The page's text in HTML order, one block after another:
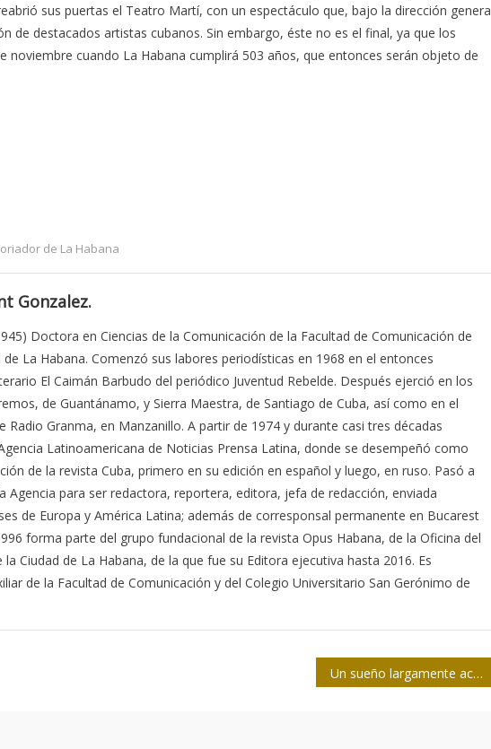
sus puertas el Teatro Martí, con un espectáculo que, bajo la dirección
de destacados artistas cubanos. Sin embargo, éste no es el final, ya que los
noviembre cuando La Habana cumplirá 503 años, que entonces serán objeto de
de La Habana
Gonzalez.
Doctora en Ciencias de la Comunicación de la Facultad de Comunicación de
de La Habana. Comenzó sus labores periodísticas en 1968 en el entonces
El Caimán Barbudo del periódico Juventud Rebelde. Después ejerció en los
de Guantánamo, y Sierra Maestra, de Santiago de Cuba, así como en el
Radio Granma, en Manzanillo. A partir de 1974 y durante casi tres décadas
Latinoamericana de Noticias Prensa Latina, donde se desempeñó como
de la revista Cuba, primero en su edición en español y luego, en ruso. Pasó a
Agencia para ser redactora, reportera, editora, jefa de redacción, enviada
de Europa y América Latina; además de corresponsal permanente en Bucarest
forma parte del grupo fundacional de la revista Opus Habana, de la Oficina del
la Ciudad de La Habana, de la que fue su Editora ejecutiva hasta 2016. Es
de la Facultad de Comunicación y del Colegio Universitario San Gerónimo de
Un sueño largamente acariciado